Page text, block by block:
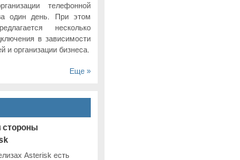
телефонной
один день. При этом
несколько
в зависимости
и организации бизнеса.
Еще »
стороны
Asterisk есть